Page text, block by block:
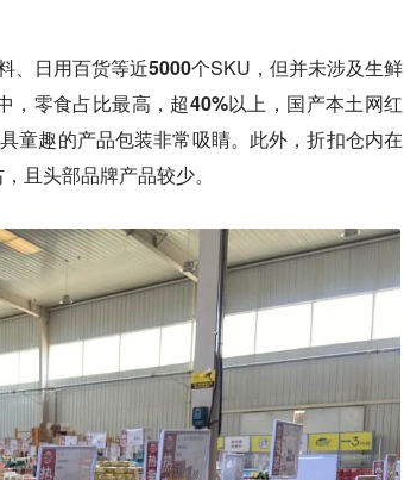
、日用百货等近5000个SKU，但并未涉及生鲜
，零食占比最高，超40%以上，国产本土网红
童趣的产品包装非常吸睛。此外，折扣仓内在
且头部品牌产品较少。